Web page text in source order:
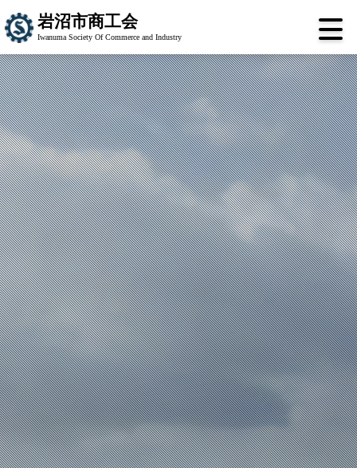
岩沼市商工会
Iwanuma Society Of Commerce and Industry